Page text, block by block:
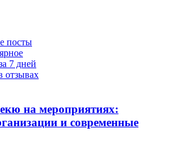
посты
7 дней
отзывах
на мероприятиях:
и современные